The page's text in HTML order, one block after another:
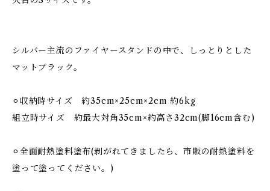
シルバー主流のファイヤースタンドの中で、しっとりとした
マットブラック。
⚪︎収納時サイズ 約35cm×25cm×2cm 約6kg
組立時サイズ 約最大対角35cm×約高さ32cm(脚16cm含む)
⚪︎全面耐熱塗料塗布(剥がれてきましたら、市販の耐熱塗料を
塗って塗ってください。)